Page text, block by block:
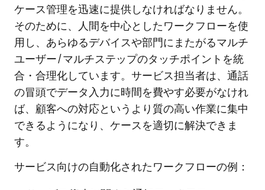
ケース管理を迅速に提供しなければなりません。
そのために、人間を中心としたワークフローを使
用し、あらゆるデバイスや部門にまたがるマルチ
ユーザー/マルチステップのタッチポイントを統
合・合理化しています。サービス担当者は、通話
の冒頭でデータ入力に時間を費やす必要がなけれ
ば、顧客への対応というより質の高い作業に集中
できるようになり、ケースを適切に解決できま
す。
サービス向けの自動化されたワークフローの例：